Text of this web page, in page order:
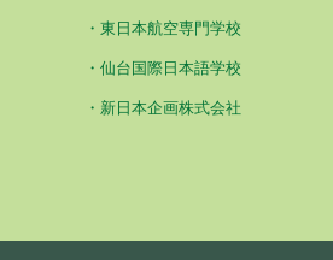
東日本航空専門学校
仙台国際日本語学校
新日本企画株式会社